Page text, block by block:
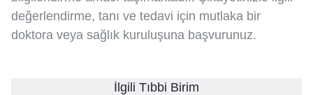
değerlendirme, tanı ve tedavi için mutlaka bir
doktora veya sağlık kuruluşuna başvurunuz.
İlgili Tıbbi Birim